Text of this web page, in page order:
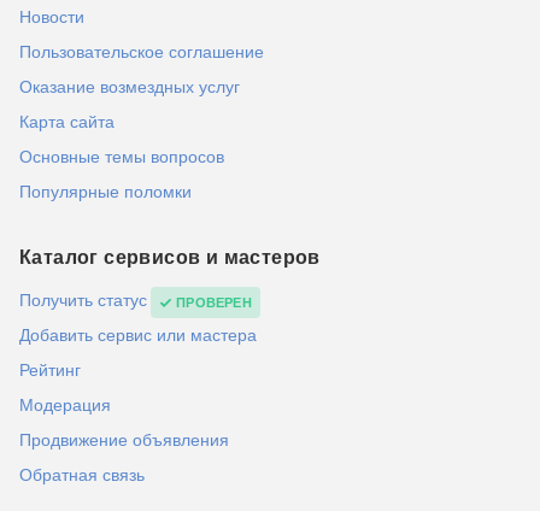
Новости
Пользовательское соглашение
Оказание возмездных услуг
Карта сайта
Основные темы вопросов
Популярные поломки
Каталог сервисов и мастеров
Получить статус ПРОВЕРЕН
Добавить сервис или мастера
Рейтинг
Модерация
Продвижение объявления
Обратная связь